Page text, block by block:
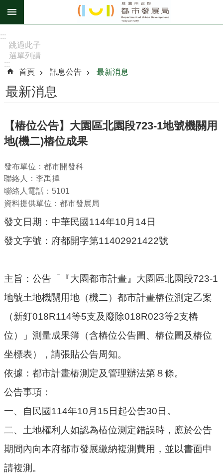
跳到主要內容區塊
階
搜
尋
息
公
認
識
我
們
機
關
錄
業
資
訊
便
服
務
政
資
訊
開
:::
跳過此子
選單列請
[Enter]，
繼續則按
[Tab]
:::
首頁
訊息公告 最新消息
最新消息
【樁位公告】大園區北園段723-1地號機關用
地(機二)樁位成果
發布單位：都市開發科
聯絡人：李禹擇
聯絡人電話：5101
資料提供單位：都市發展局
發文日期：中華民國114年10月14日
發文字號：府都開字第11402921422號
主旨：公告「『大園都市計畫』大園區北園段723-1
地號土地機關用地（機二）都市計畫樁位測定乙案
（新釘018R114等5支及廢除018R023等2支樁
位）」測量成果簿（含樁位公告圖、樁位圖及樁位
坐標表），請張貼公告周知。
依據：都市計畫樁測定及管理辦法第８條。
公告事項：
一、自民國114年10月15日起公告30日。
二、土地權利人如認為樁位測定錯誤時，應於公告
期間內向本府都市發展繳納複測費用，並以書面申
請複測。